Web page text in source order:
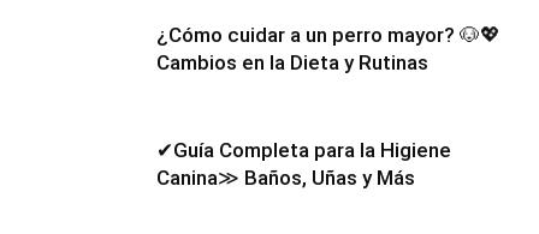
¿Cómo cuidar a un perro mayor? 🐶💖
Cambios en la Dieta y Rutinas
✔Guía Completa para la Higiene
Canina≫ Baños, Uñas y Más